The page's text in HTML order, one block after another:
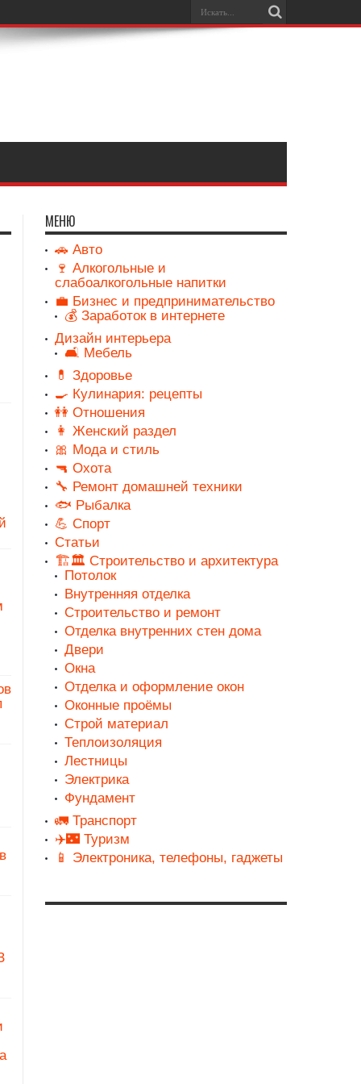
МЕНЮ
🚗 Авто
🍷 Алкогольные и
слабоалкогольные напитки
💼 Бизнес и предпринимательство
💰 Заработок в интернете
Дизайн интерьера
🛋️ Мебель
💊 Здоровье
🍳 Кулинария: рецепты
👭 Отношения
👩 Женский раздел
🎀 Мода и стиль
🔫 Охота
🔧 Ремонт домашней техники
🐟 Рыбалка
💪 Спорт
Статьи
🏗️🏛️ Строительство и архитектура
Потолок
Внутренняя отделка
Строительство и ремонт
Отделка внутренних стен дома
Двери
Окна
Отделка и оформление окон
Оконные проёмы
Строй материал
Теплоизоляция
Лестницы
Электрика
Фундамент
🚛 Транспорт
✈️🌃 Туризм
📱 Электроника, телефоны, гаджеты